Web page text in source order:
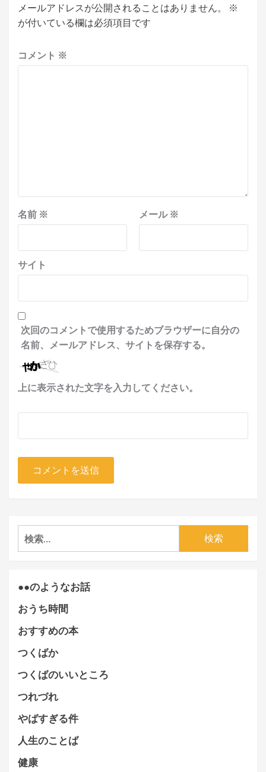
メールアドレスが公開されることはありません。
※
が付いている欄は必須項目です
コメント ※
名前 ※ メール ※
サイト
次回のコメントで使用するためブラウザーに自分の
名前、メールアドレス、サイトを保存する。
上に表示された文字を入力してください。
検
索:
●●のようなお話
おうち時間
おすすめの本
つくばか
つくばのいいところ
つれづれ
やばすぎる件
人生のことば
健康